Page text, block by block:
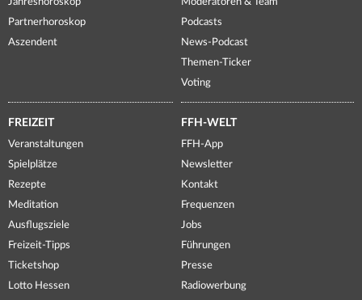
Partnerhoroskop
Aszendent
Podcasts
News-Podcast
Themen-Ticker
Voting
FREIZEIT
Veranstaltungen
Spielplätze
Rezepte
Meditation
Ausflugsziele
Freizeit-Tipps
Ticketshop
Lotto Hessen
FFH-WELT
FFH-App
Newsletter
Kontakt
Frequenzen
Jobs
Führungen
Presse
Radiowerbung